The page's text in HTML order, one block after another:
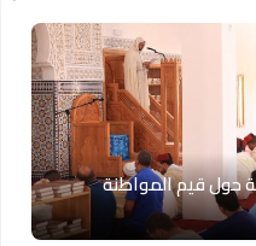
حول قيم المواطنة